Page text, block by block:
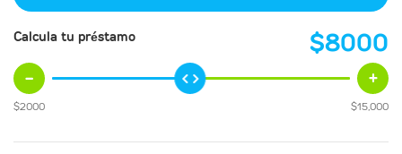
Calcula tu préstamo $8000
- +
$2000 $15,000